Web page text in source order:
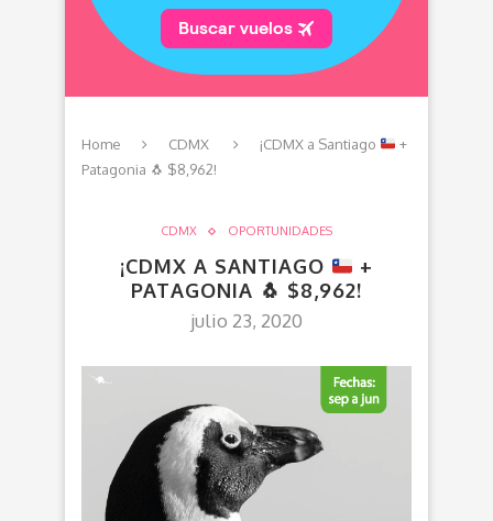
Home CDMX ¡CDMX a Santiago
+
Patagonia 🐧 $8,962!
CDMX OPORTUNIDADES
¡CDMX A SANTIAGO
+
PATAGONIA 🐧 $8,962!
julio 23, 2020